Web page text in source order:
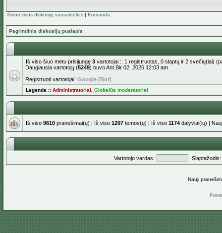
Ištrinti visus diskusijų sausainėlius | Komanda
Pagrindinis diskusijų puslapis
Iš viso šiuo metu prisijungę 3 vartotojai :: 1 registruotas, 0 slaptų ir 2 svečių(iai)
Daugiausia vartotojų (5249) buvo Ant Bir 02, 2026 12:03 am
Registruoti vartotojai: Google [Bot]
Legenda :: Administratoriai Globalūs moderatoriai
Iš viso 9610 pranešimai(ų) | Iš viso 1207 temos(ų) | Iš viso 1174 dalyviai(ių) |
Vartotojo vardas: Slaptažodis:
Nauji